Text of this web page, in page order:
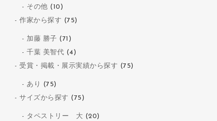
その他 (10)
作家から探す (75)
加藤 勝子 (71)
千葉 美智代 (4)
受賞・掲載・展示実績から探す (75)
あり (75)
サイズから探す (75)
タペストリー 大 (20)